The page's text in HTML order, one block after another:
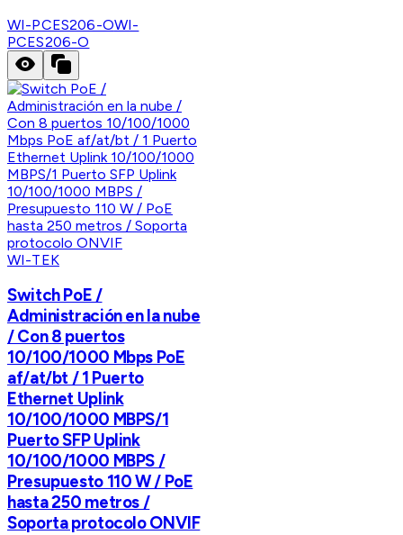
WI-PCES206-OWI-
PCES206-O
WI-TEK
Switch PoE /
Administración en la nube
/ Con 8 puertos
10/100/1000 Mbps PoE
af/at/bt / 1 Puerto
Ethernet Uplink
10/100/1000 MBPS/1
Puerto SFP Uplink
10/100/1000 MBPS /
Presupuesto 110 W / PoE
hasta 250 metros /
Soporta protocolo ONVIF